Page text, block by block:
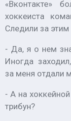
«Вконтакте»
хоккеиста
Следили за
- Да, я о нем
Иногда
за меня отдали
- А на
трибун?